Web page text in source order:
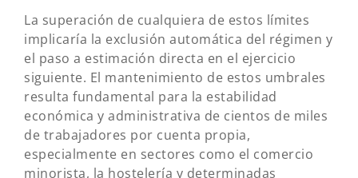
La superación de cualquiera de estos límites
implicaría la exclusión automática del régimen y
el paso a estimación directa en el ejercicio
siguiente. El mantenimiento de estos umbrales
resulta fundamental para la estabilidad
económica y administrativa de cientos de miles
de trabajadores por cuenta propia,
especialmente en sectores como el comercio
minorista, la hostelería y determinadas